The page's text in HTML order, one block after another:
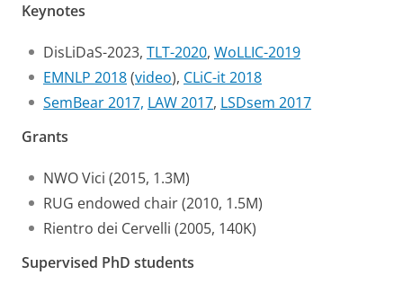
a
e
h
P
o
r
Keynotes
DisLiDaS-2023, TLT-2020, WoLLIC-2019
EMNLP 2018(video), CLiC-it 2018
SemBear 2017, LAW 2017, LSDsem 2017
Grants
NWO Vici (2015, 1.3M)
RUG endowed chair (2010, 1.5M)
Rientro dei Cervelli (2005, 140K)
Supervised PhD students